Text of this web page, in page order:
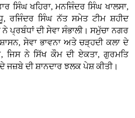
ਸਿੰਘ ਖਹਿਰਾ, ਮਨਜਿੰਦਰ ਸਿੰਘ ਖਾਲਸਾ,
ਰਜਿੰਦਰ ਸਿੰਘ ਨੱਤ ਸਮੇਤ ਟੀਮ ਸ਼ਹੀਦ
ਪ੍ਰਬੰਧਾਂ ਦੀ ਸੇਵਾ ਸੰਭਾਲੀ। ਸਮੁੱਚਾ ਨਗਰ
ਸੇਵਾ ਭਾਵਨਾ ਅਤੇ ਚੜ੍ਹਦੀ ਕਲਾ ਦੇ
ਨੇ ਸਿੱਖ ਕੌਮ ਦੀ ਏਕਤਾ, ਗੁਰਮਤਿ
ਜਜ਼ਬੇ ਦੀ ਸ਼ਾਨਦਾਰ ਝਲਕ ਪੇਸ਼ ਕੀਤੀ।